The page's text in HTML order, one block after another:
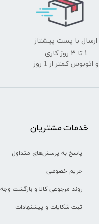
ارسال با پست پیشتاز
​​​​​​​1 تا 3 روز کاری
و اتوبوس کمتر از 1 روز
خدمات مشتریان
پاسخ به پرسش‌های متداول
حریم خصوصی
روند مرجوعی کالا و بازگشت وجه
ثبت شکایات و پیشنهادات